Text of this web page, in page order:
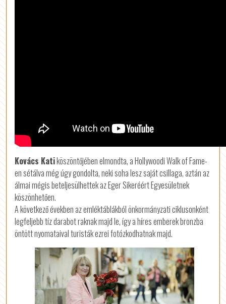
Kovács Katiköszöntőjében elmondta, a Hollywoodi Walk of Fame-
en sétálva még úgy gondolta, neki soha lesz saját csillaga, aztán az
álmai mégis beteljesülhettek az Eger Sikeréért Egyesületnek
köszönhetően.
A következő években az emléktáblákból önkormányzati ciklusonként
legfeljebb tíz darabot raknak majd le, így a híres emberek bronzba
öntött nyomataival turisták ezrei fotózkodhatnak majd.